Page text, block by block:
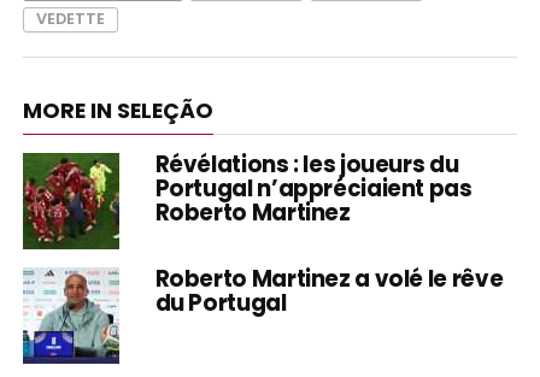
VEDETTE
MORE IN SELEÇÃO
Révélations : les joueurs du
Portugal n’appréciaient pas
Roberto Martinez
Roberto Martinez a volé le rêve
du Portugal